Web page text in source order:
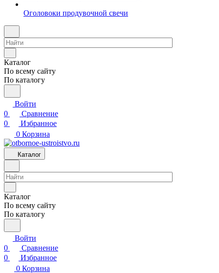
Оголовоки продувочной свечи
Каталог
По всему сайту
По каталогу
Войти
0
Сравнение
0
Избранное
0 Корзина
Каталог
Каталог
По всему сайту
По каталогу
Войти
0
Сравнение
0
Избранное
0 Корзина